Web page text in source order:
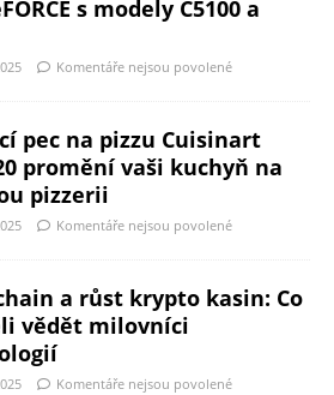
s modely C5100 a
Komentáře nejsou povolené
pec na pizzu Cuisinart
promění vaši kuchyň na
pizzerii
Komentáře nejsou povolené
a růst krypto kasin: Co
vědět milovníci
Komentáře nejsou povolené